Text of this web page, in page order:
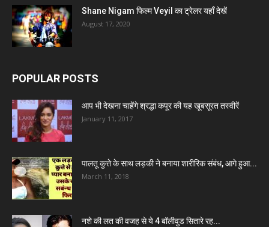
Shane Nigam फिल्म Veyil का ट्रेलर यहाँ देखें
August 17, 2020
POPULAR POSTS
आप भी देखना चाहेंगे श्रद्धा कपूर की यह खूबसूरत तस्वीरें
January 11, 2017
पालतू कुत्ते के साथ लड़की ने बनाया शारीरिक संबंध, आगे हुआ...
March 11, 2018
नशे की लत की वजह से ये 4 बॉलीवुड सितारे रह...